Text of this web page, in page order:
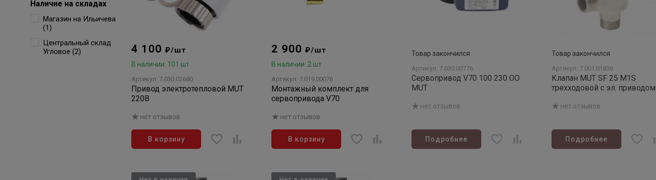
Наличие на складах
Магазин на Ильичева
(1)
Центральный склад
Угловое (2)
4 100 ₽/шт
В наличии: 101 шт
Артикул: 7.030.02680
Привод электротепловой MUT
220В
нет отзывов
В корзину
2 900 ₽/шт
В наличии: 2 шт
Артикул: 7.019.00076
Монтажный комплект для
сервопривода V70
нет отзывов
В корзину
Товар закончился
Артикул: 7.030.00776
Сервопривод V70 100 230 ОО
MUT
нет отзывов
Подробнее
Товар закончился
Артикул: 7.001.01836
Клапан MUT SF 25 M1S
трехходовой с эл. приводом
нет отзывов
Подробнее